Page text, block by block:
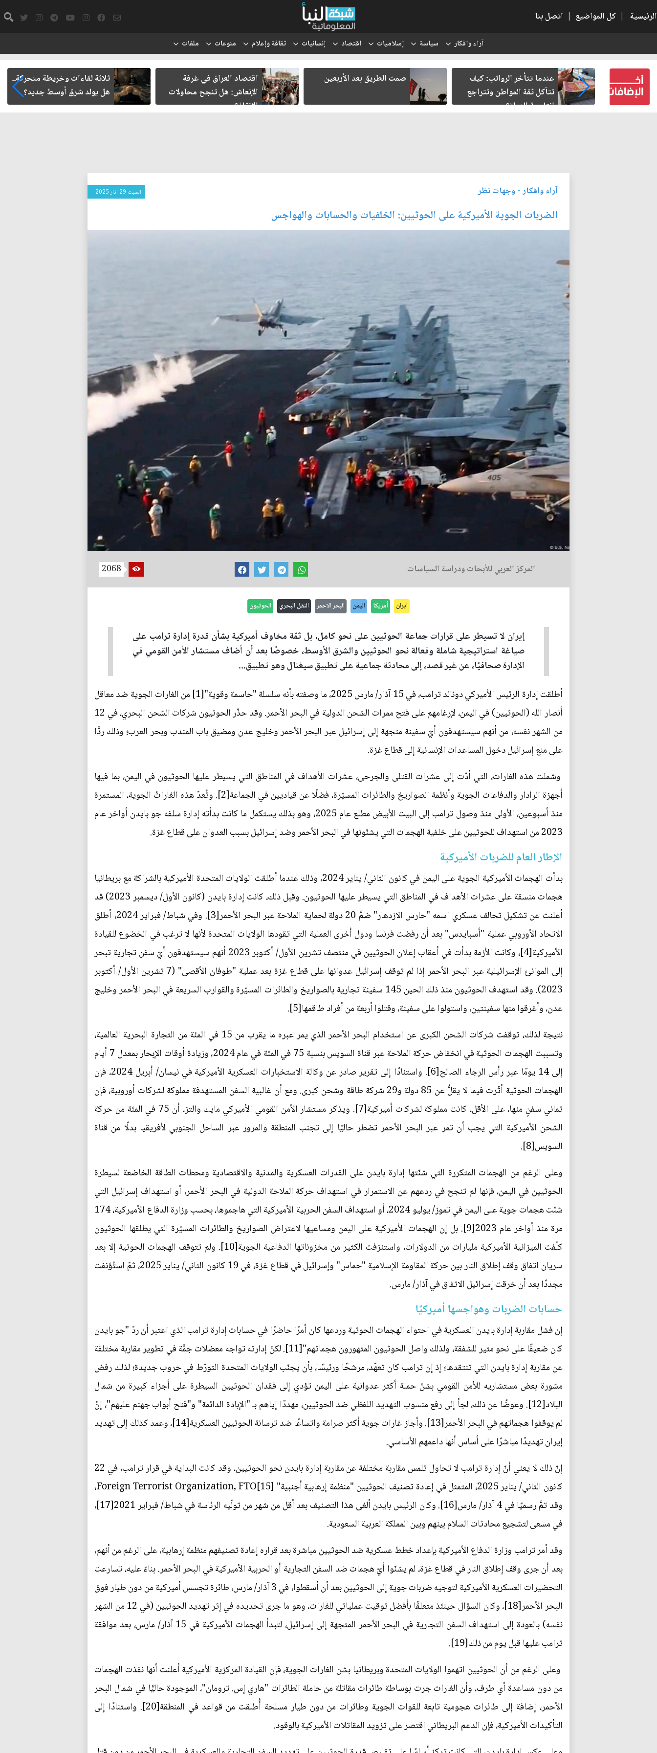
الرئيسية | كل المواضيع | اتصل بنا
آراء وافكار سياسة إسلاميات اقتصاد إنسانيات ثقافة وإعلام منوعات ملفات
حين
عندما تتأخر الرواتب: كيف
تتآكل ثقة المواطن وتتراجع
إنتاجية الدولة؟
صمت الطريق بعد الأربعين
اقتصاد العراق في غرفة
الإنعاش: هل تنجح محاولات
الإنقاذ؟
ثلاثة لقاءات وخريطة متحركة..
هل يولد شرق أوسط جديد؟
آراء وافكار-وجهات نظر السبت 29 آذار 2025
الضربات الجوية الأميركية على الحوثيين: الخلفيات والحسابات والهواجس
المركز العربي للأبحاث ودراسة السياسات 2068
ايران أمريكا اليمن البحر الاحمر النقل البحري الحوثيون
إيران لا تسيطر على قرارات جماعة الحوثيين على نحو كامل، بل ثمّة مخاوف أميركية بشأن قدرة إدارة ترامب على
صياغة استراتيجية شاملة وفعالة نحو الحوثيين والشرق الأوسط، خصوصًا بعد أن أضاف مستشار الأمن القومي في
الإدارة صحافيًا، عن غير قصد، إلى محادثة جماعية على تطبيق سيغنال وهو تطبيق...
أطلقت إدارة الرئيس الأميركي دونالد ترامب، في 15 آذار/ مارس 2025، ما وصفته بأنه سلسلة "حاسمة وقوية"[1] من الغارات الجوية ضد معاقل
أنصار الله (الحوثيين) في اليمن، لإرغامهم على فتح ممرات الشحن الدولية في البحر الأحمر. وقد حذّر الحوثيون شركات الشحن البحري، في 12
من الشهر نفسه، من أنهم سيستهدفون أيّ سفينة متجهة إلى إسرائيل عبر البحر الأحمر وخليج عدن ومضيق باب المندب وبحر العرب؛ وذلك ردًّا
على منع إسرائيل دخول المساعدات الإنسانية إلى قطاع غزة.
وشملت هذه الغارات، التي أدّت إلى عشرات القتلى والجرحى، عشرات الأهداف في المناطق التي يسيطر عليها الحوثيون في اليمن، بما فيها
أجهزة الرادار والدفاعات الجوية وأنظمة الصواريخ والطائرات المسيّرة، فضلًا عن قياديين في الجماعة[2]. وتُعدّ هذه الغاراتُ الجوية، المستمرة
منذ أسبوعين، الأولى منذ وصول ترامب إلى البيت الأبيض مطلع عام 2025، وهو بذلك يستكمل ما كانت بدأته إدارة سلفه جو بايدن أواخر عام
2023 من استهداف للحوثيين على خلفية الهجمات التي يشنّونها في البحر الأحمر وضد إسرائيل بسبب العدوان على قطاع غزة.
الإطار العام للضربات الأميركية
بدأت الهجمات الأميركية الجوية على اليمن في كانون الثاني/ يناير 2024، وذلك عندما أطلقت الولايات المتحدة الأميركية بالشراكة مع بريطانيا
هجمات منسقة على عشرات الأهداف في المناطق التي يسيطر عليها الحوثيون. وقبل ذلك، كانت إدارة بايدن (كانون الأول/ ديسمبر 2023) قد
أعلنت عن تشكيل تحالف عسكري اسمه "حارس الازدهار" ضمَّ 20 دولة لحماية الملاحة عبر البحر الأحمر[3]. وفي شباط/ فبراير 2024، أطلق
الاتحاد الأوروبي عملية "أسبايدس" بعد أن رفضت فرنسا ودول أخرى العملية التي تقودها الولايات المتحدة لأنها لا ترغب في الخضوع للقيادة
الأميركية[4]، وكانت الأزمة بدأت في أعقاب إعلان الحوثيين في منتصف تشرين الأول/ أكتوبر 2023 أنهم سيستهدفون أيّ سفن تجارية تبحر
إلى الموانئ الإسرائيلية عبر البحر الأحمر إذا لم توقف إسرائيل عدوانها على قطاع غزة بعد عملية "طوفان الأقصى" (7 تشرين الأول/ أكتوبر
2023). وقد استهدف الحوثيون منذ ذلك الحين 145 سفينة تجارية بالصواريخ والطائرات المسيّرة والقوارب السريعة في البحر الأحمر وخليج
عدن، وأغرقوا منها سفينتين، واستولوا على سفينة، وقتلوا أربعة من أفراد طاقمها[5].
نتيجة لذلك، توقفت شركات الشحن الكبرى عن استخدام البحر الأحمر الذي يمر عبره ما يقرب من 15 في المئة من التجارة البحرية العالمية،
وتسببت الهجمات الحوثية في انخفاض حركة الملاحة عبر قناة السويس بنسبة 75 في المئة في عام 2024، وزيادة أوقات الإبحار بمعدل 7 أيام
إلى 14 يومًا عبر رأس الرجاء الصالح[6]. واستنادًا إلى تقرير صادر عن وكالة الاستخبارات العسكرية الأميركية في نيسان/ أبريل 2024، فإن
الهجمات الحوثية أثّرت فيما لا يقلُّ عن 85 دولة و29 شركة طاقة وشحن كبرى. ومع أن غالبية السفن المستهدفة مملوكة لشركات أوروبية، فإن
ثماني سفنٍ منها، على الأقل، كانت مملوكة لشركات أميركية[7]. ويذكر مستشار الأمن القومي الأميركي مايك والتز، أن 75 في المئة من حركة
الشحن الأميركية التي يجب أن تمر عبر البحر الأحمر تضطر حاليًا إلى تجنب المنطقة والمرور عبر الساحل الجنوبي لأفريقيا بدلًا من قناة
السويس[8].
وعلى الرغم من الهجمات المتكررة التي شنّتها إدارة بايدن على القدرات العسكرية والمدنية والاقتصادية ومحطات الطاقة الخاضعة لسيطرة
الحوثيين في اليمن، فإنها لم تنجح في ردعهم عن الاستمرار في استهداف حركة الملاحة الدولية في البحر الأحمر، أو استهداف إسرائيل التي
شنّت هجمات جوية على اليمن في تموز/ يوليو 2024، أو استهداف السفن الحربية الأميركية التي هاجموها، بحسب وزارة الدفاع الأميركية، 174
مرة منذ أواخر عام 2023[9]. بل إن الهجمات الأميركية على اليمن ومساعيها لاعتراض الصواريخ والطائرات المسيّرة التي يطلقها الحوثيون
كلّفت الميزانية الأميركية مليارات من الدولارات، واستنزفت الكثير من مخزوناتها الدفاعية الجوية[10]. ولم تتوقف الهجمات الحوثية إلا بعد
سريان اتفاق وقف إطلاق النار بين حركة المقاومة الإسلامية "حماس" وإسرائيل في قطاع غزة، في 19 كانون الثاني/ يناير 2025، ثمّ استُؤنفت
مجددًا بعد أن خرقت إسرائيل الاتفاق في آذار/ مارس.
حسابات الضربات وهواجسها أميركيًا
إن فشل مقاربة إدارة بايدن العسكرية في احتواء الهجمات الحوثية وردعها كان أمرًا حاضرًا في حسابات إدارة ترامب الذي اعتبر أن ردّ "جو بايدن
كان ضعيفًا على نحو مثير للشفقة، ولذلك واصل الحوثيون المتهورون هجماتهم"[11]. لكنّ إدارته تواجه معضلات جمَّة في تطوير مقاربة مختلفة
عن مقاربة إدارة بايدن التي تنتقدها؛ إذ إن ترامب كان تعهّد، مرشحًا ورئيسًا، بأن يجنّب الولايات المتحدة التورّط في حروب جديدة؛ لذلك رفض
مشورة بعض مستشاريه للأمن القومي بشنّ حملة أكثر عدوانية على اليمن تؤدي إلى فقدان الحوثيين السيطرة على أجزاء كبيرة من شمال
البلاد[12]. وعوضًا عن ذلك، لجأ إلى رفع منسوب التهديد اللفظي ضد الحوثيين، مهددًا إياهم بـ "الإبادة الدائمة" و"فتح أبواب جهنم عليهم"، إنْ
لم يوقفوا هجماتهم في البحر الأحمر[13]. وأجاز غارات جوية أكثر صرامة واتساعًا ضد ترسانة الحوثيين العسكرية[14]، وعمد كذلك إلى تهديد
إيران تهديدًا مباشرًا على أساس أنها داعمهم الأساسي.
إنّ ذلك لا يعني أنّ إدارة ترامب لا تحاول تلمس مقاربة مختلفة عن مقاربة إدارة بايدن نحو الحوثيين، وقد كانت البداية في قرار ترامب، في 22
كانون الثاني/ يناير 2025، المتمثل في إعادة تصنيف الحوثيين "منظمة إرهابية أجنبية" Foreign Terrorist Organization, FTO[15]،
وقد تمَّ رسميًا في 4 آذار/ مارس[16]. وكان الرئيس بايدن ألغى هذا التصنيف بعد أقل من شهر من تولّيه الرئاسة في شباط/ فبراير 2021[17]،
في مسعى لتشجيع محادثات السلام بينهم وبين المملكة العربية السعودية.
وقد أمر ترامب وزارة الدفاع الأميركية بإعداد خطط عسكرية ضد الحوثيين مباشرة بعد قراره إعادة تصنيفهم منظمة إرهابية، على الرغم من أنهم،
بعد أن جرى وقف إطلاق النار في قطاع غزة، لم يشنّوا أيّ هجمات ضد السفن التجارية أو الحربية الأميركية في البحر الأحمر. بناءً عليه، تسارعت
التحضيرات العسكرية الأميركية لتوجيه ضربات جوية إلى الحوثيين بعد أن أسقطوا، في 3 آذار/ مارس، طائرة تجسس أميركية من دون طيار فوق
البحر الأحمر[18]، وكان السؤال حينئذ متعلقًا بأفضل توقيت عملياتي للغارات، وهو ما جرى تحديده في إثر تهديد الحوثيين (في 12 من الشهر
نفسه) بالعودة إلى استهداف السفن التجارية في البحر الأحمر المتجهة إلى إسرائيل، لتبدأ الهجمات الأميركية في 15 آذار/ مارس، بعد موافقة
ترامب عليها قبل يوم من ذلك[19].
وعلى الرغم من أن الحوثيين اتهموا الولايات المتحدة وبريطانيا بشن الغارات الجوية، فإن القيادة المركزية الأميركية أعلنت أنها نفذت الهجمات
من دون مساعدة أي طرف، وأن الغارات جرت بوساطة طائرات مقاتلة من حاملة الطائرات "هاري إس. ترومان"، الموجودة حاليًّا في شمال البحر
الأحمر، إضافة إلى طائرات هجومية تابعة للقوات الجوية وطائرات من دون طيار مسلحة أُطلقت من قواعد في المنطقة[20]. واستنادًا إلى
التأكيدات الأميركية، فإن الدعم البريطاني اقتصر على تزويد المقاتلات الأميركية بالوقود.